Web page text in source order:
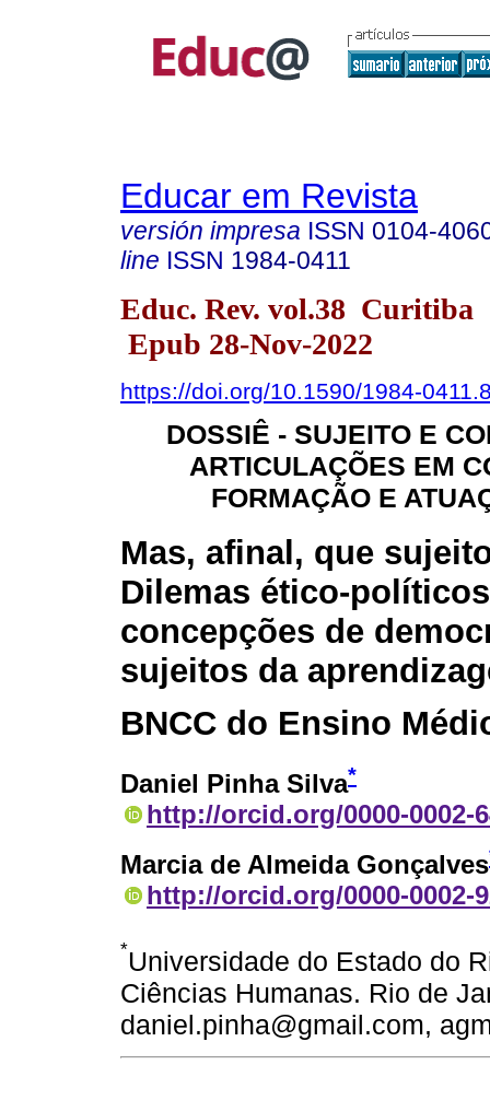
Educar em Revista
versión impresa ISSN 0104-
line ISSN 1984-0411
Educ. Rev. vol.38 Curitiba
Epub 28-Nov-2022
https://doi.org/10.1590/1984-
DOSSIÊ - SUJEITO E
ARTICULAÇÕES EM
FORMAÇÃO E
Mas, afinal, que
Dilemas ético-
concepções de
sujeitos da
BNCC do Ensino
Daniel Pinha Silva*
http://orcid.org/0000-0002-
Marcia de Almeida Gonçalves
http://orcid.org/0000-0002-
*Universidade do Estado do
Ciências Humanas. Rio de
daniel.pinha@gmail.com,